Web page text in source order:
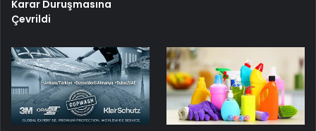
Karar Duruşmasına
Çevrildi